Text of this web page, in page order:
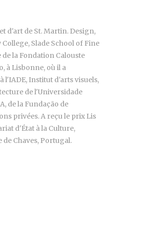
d'art de St. Martin. Design,
Slade School of Fine
la Fondation Calouste
à Lisbonne, où il a
l'IADE, Institut d'arts visuels,
de l'Universidade
de la Fundação de
privées. A reçu le prix Lis
d'État à la Culture,
Chaves, Portugal.